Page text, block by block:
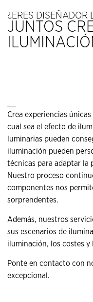
¿ERES DISEÑADOR
JUNTOS
Crea experiencias
cual sea el efecto de
luminarias pueden
iluminación pueden
técnicas para adaptar la
Nuestro proceso
componentes nos
sorprendentes.
Además, nuestros
sus escenarios de
iluminación, los costes y
Ponte en contacto con
excepcional.